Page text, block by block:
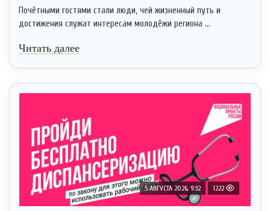
Почётными гостями стали люди, чей жизненный путь и
достижения служат интересам молодёжи региона ...
Читать далее
5 АВГУСТА 2026, 9:32 1222